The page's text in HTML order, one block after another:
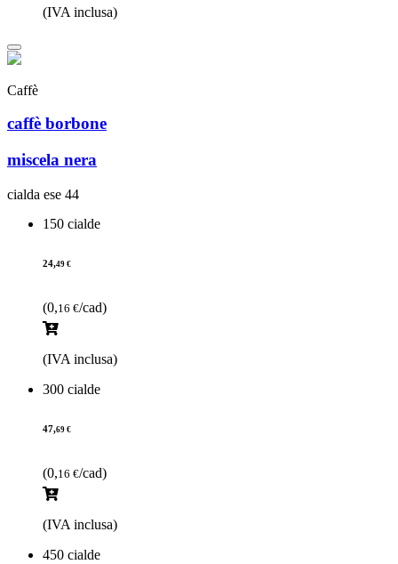
(IVA inclusa)
Caffè
caffè borbone
miscela nera
cialda ese 44
150 cialde
24,49 €
(0,16 €/cad)
(IVA inclusa)
300 cialde
47,69 €
(0,16 €/cad)
(IVA inclusa)
450 cialde